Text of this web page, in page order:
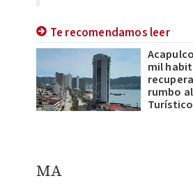
Te recomendamos leer
mil
rumbo
Turístico
MA